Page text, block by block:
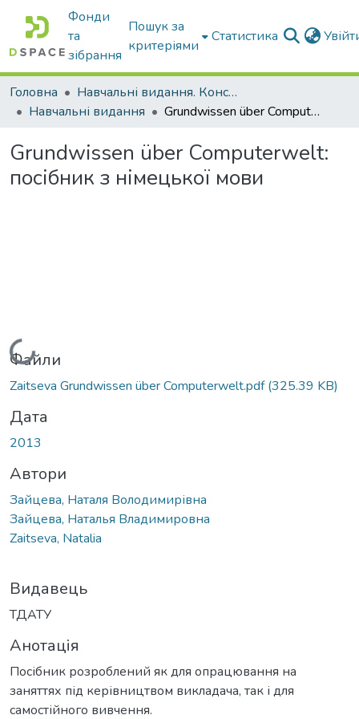
Фонди
та
зібрання
Пошук за
критеріями
Статистика
Головна
Навчальні видання. Конспекти лекцій
Навчальні видання
Grundwissen über Computerwelt: посібник з німецької мови
Grundwissen über Computerwelt:
посібник з німецької мови
Вантажиться...
Файли
Zaitseva Grundwissen über Computerwelt.pdf(325.39 KB)
Дата
2013
Автори
Зайцева, Наталя Володимирівна
Зайцева, Наталья Владимировна
Zaitseva, Natalia
Видавець
ТДАТУ
Анотація
Посібник розроблений як для опрацювання на
заняттях під керівництвом викладача, так і для
самостійного вивчення.